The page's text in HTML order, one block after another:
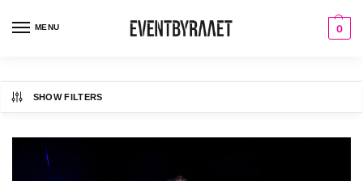
MENU 0
SHOW FILTERS